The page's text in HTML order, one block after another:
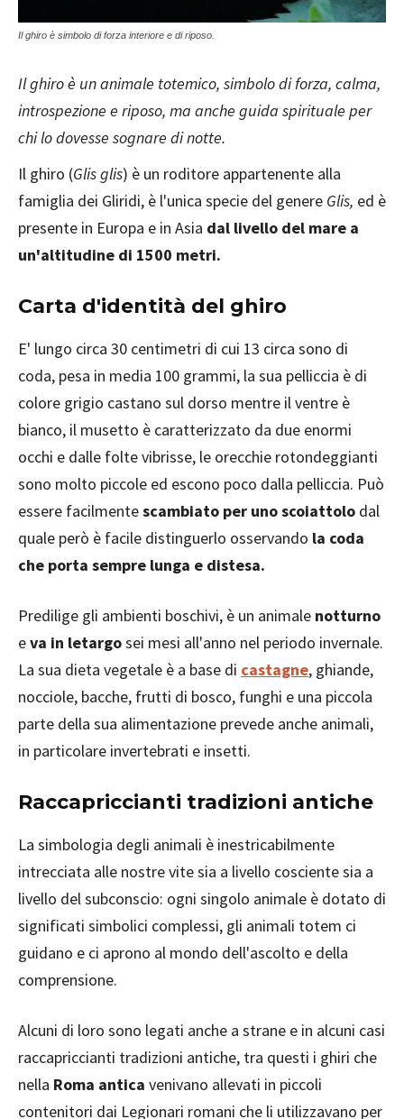
Il ghiro è simbolo di forza interiore e di riposo.
Il ghiro è un animale totemico, simbolo di forza, calma,
introspezione e riposo, ma anche guida spirituale per
chi lo dovesse sognare di notte.
Il ghiro (Glis glis) è un roditore appartenente alla
famiglia dei Gliridi, è l'unica specie del genere Glis, ed è
presente in Europa e in Asia dal livello del mare a
un'altitudine di 1500 metri.
Carta d'identità del ghiro
E' lungo circa 30 centimetri di cui 13 circa sono di
coda, pesa in media 100 grammi, la sua pelliccia è di
colore grigio castano sul dorso mentre il ventre è
bianco, il musetto è caratterizzato da due enormi
occhi e dalle folte vibrisse, le orecchie rotondeggianti
sono molto piccole ed escono poco dalla pelliccia. Può
essere facilmentescambiato per uno scoiattolo dal
quale però è facile distinguerlo osservando la coda
che porta sempre lunga e distesa.
Predilige gli ambienti boschivi, è un animale notturno
eva in letargosei mesi all'anno nel periodo invernale.
La sua dieta vegetale è a base di castagne, ghiande,
nocciole, bacche, frutti di bosco, funghi e una piccola
parte della sua alimentazione prevede anche animali,
in particolare invertebrati e insetti.
Raccapriccianti tradizioni antiche
La simbologia degli animali è inestricabilmente
intrecciata alle nostre vite sia a livello cosciente sia a
livello del subconscio: ogni singolo animale è dotato di
significati simbolici complessi, gli animali totem ci
guidano e ci aprono al mondo dell'ascolto e della
comprensione.
Alcuni di loro sono legati anche a strane e in alcuni casi
raccapriccianti tradizioni antiche, tra questi i ghiri che
nella Roma antica venivano allevati in piccoli
contenitori dai Legionari romani che li utilizzavano per